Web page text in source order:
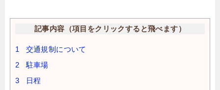
記事内容（項目をクリックすると飛べます）
1 交通規制について
2 駐車場
3 日程